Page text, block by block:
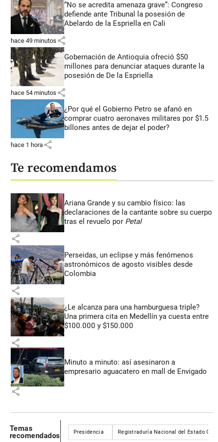
“No se acredita amenaza grave”: Congreso
defiende ante Tribunal la posesión de
Abelardo de la Espriella en Cali
hace 49 minutos share
Gobernación de Antioquia ofreció $50
millones para denunciar ataques durante la
posesión de De la Espriella
hace 54 minutos share
¿Por qué el Gobierno Petro se afanó en
comprar cuatro aeronaves militares por $1.5
billones antes de dejar el poder?
hace 1 hora share
Te recomendamos
Ariana Grande y su cambio físico: las
declaraciones de la cantante sobre su cuerpo
tras el revuelo por Petal
share
Perseidas, un eclipse y más fenómenos
astronómicos de agosto visibles desde
Colombia
share
¿Le alcanza para una hamburguesa triple?
Una primera cita en Medellín ya cuesta entre
$100.000 y $150.000
share
Minuto a minuto: así asesinaron a
empresario aguacatero en mall de Envigado
share
Temas
recomendados
Presidencia Registraduría Nacional del Estado Civil